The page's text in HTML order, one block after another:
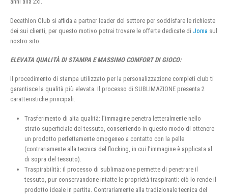
Decathlon Club si affida a partner leader del settore per soddisfare le richieste
dei sui clienti, per questo motivo potrai trovare le offerte dedicate di Joma sul
nostro sito.
ELEVATA QUALITÀ DI STAMPA E MASSIMO COMFORT DI GIOCO:
Il procedimento di stampa utilizzato per la personalizzazione completi club ti
garantisce la qualità più elevata. Il processo di SUBLIMAZIONE presenta 2
caratteristiche principali:
Trasferimento di alta qualità: l’immagine penetra letteralmente nello
strato superficiale del tessuto, consentendo in questo modo di ottenere
un prodotto perfettamente omogeneo a contatto con la pelle
(contrariamente alla tecnica del flocking, in cui l’immagine è applicata al
di sopra del tessuto).
Traspirabilità: il processo di sublimazione permette di penetrare il
tessuto, pur conservandone intatte le proprietà traspiranti; ciò lo rende il
prodotto ideale in partita. Contrariamente alla tradizionale tecnica del